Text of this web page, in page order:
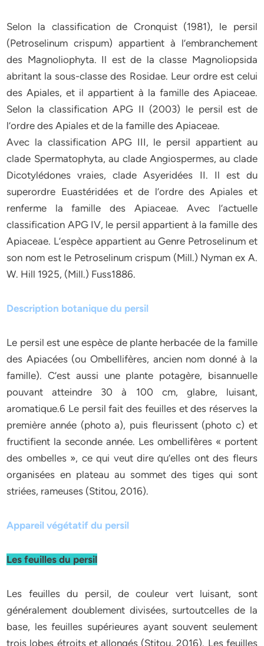
Selon la classification de Cronquist (1981), le persil
(Petroselinum crispum) appartient à l’embranchement
des Magnoliophyta. Il est de la classe Magnoliopsida
abritant la sous-classe des Rosidae. Leur ordre est celui
des Apiales, et il appartient à la famille des Apiaceae.
Selon la classification APG II (2003) le persil est de
l’ordre des Apiales et de la famille des Apiaceae.
Avec la classification APG III, le persil appartient au
clade Spermatophyta, au clade Angiospermes, au clade
Dicotylédones vraies, clade Asyeridées II. Il est du
superordre Euastéridées et de l’ordre des Apiales et
renferme la famille des Apiaceae. Avec l’actuelle
classification APG IV, le persil appartient à la famille des
Apiaceae. L’espèce appartient au Genre Petroselinum et
son nom est le Petroselinum crispum (Mill.) Nyman ex A.
W. Hill 1925, (Mill.) Fuss1886.
Description botanique du persil
Le persil est une espèce de plante herbacée de la famille
des Apiacées (ou Ombellifères, ancien nom donné à la
famille). C’est aussi une plante potagère, bisannuelle
pouvant atteindre 30 à 100 cm, glabre, luisant,
aromatique.6 Le persil fait des feuilles et des réserves la
première année (photo a), puis fleurissent (photo c) et
fructifient la seconde année. Les ombellifères « portent
des ombelles », ce qui veut dire qu’elles ont des fleurs
organisées en plateau au sommet des tiges qui sont
striées, rameuses (Stitou, 2016).
Appareil végétatif du persil
Les feuilles du persil
Les feuilles du persil, de couleur vert luisant, sont
généralement doublement divisées, surtoutcelles de la
base, les feuilles supérieures ayant souvent seulement
trois lobes étroits et allongés (Stitou, 2016). Les feuilles